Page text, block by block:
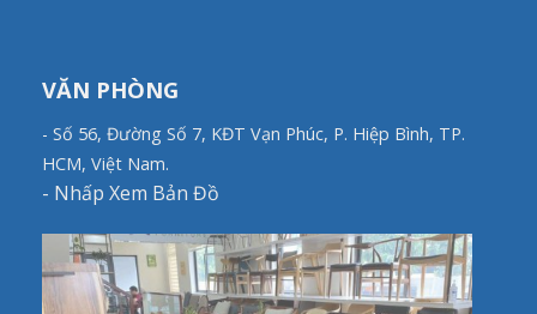
VĂN PHÒNG
- Số 56, Đường Số 7, KĐT Vạn Phúc, P. Hiệp Bình, TP.
HCM, Việt Nam.
- Nhấp Xem Bản Đồ